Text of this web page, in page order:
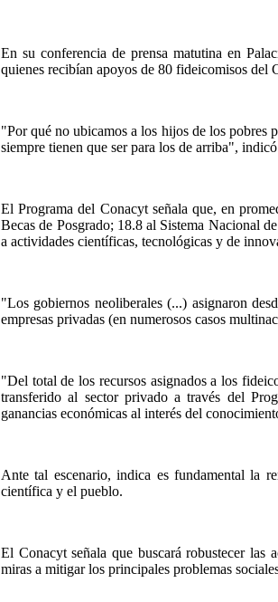
En su conferencia de prensa matutina en
quienes recibían apoyos de 80 fideicomisos del
"Por qué no ubicamos a los hijos de los pobres
siempre tienen que ser para los de arriba",
El Programa del Conacyt señala que, en
Becas de Posgrado; 18.8 al Sistema Nacional
a actividades científicas, tecnológicas y de
"Los gobiernos neoliberales (...) asignaron
empresas privadas (en numerosos casos
"Del total de los recursos asignados a los
transferido al sector privado a través del
ganancias económicas al interés del
Ante tal escenario, indica es fundamental la
científica y el pueblo.
El Conacyt señala que buscará robustecer las
miras a mitigar los principales problemas